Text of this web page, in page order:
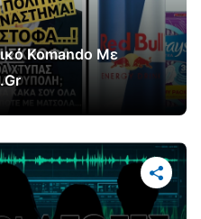
Komando Με